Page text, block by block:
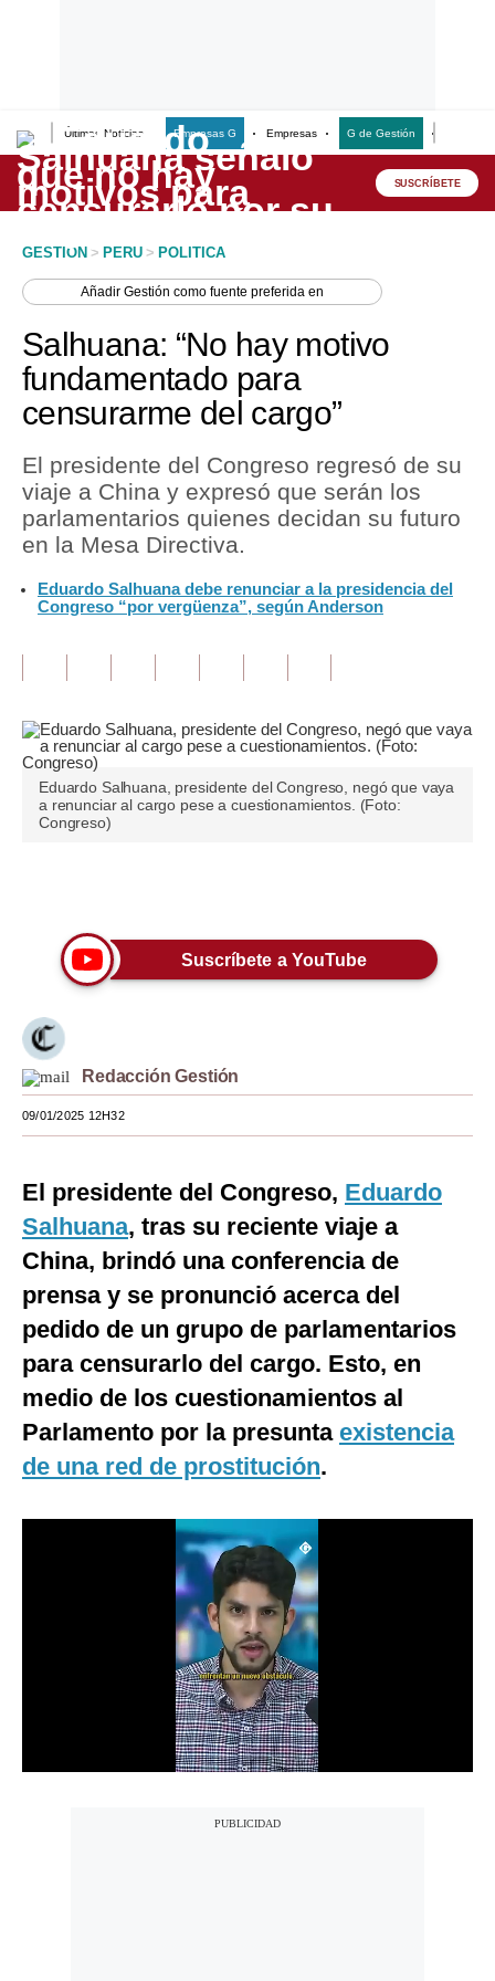
Últimas Noticias Empresas G Empresas G de Gestión
Lo último
Peru Quiosco
Economía
Mercados
Política
Tu Dinero
Finanzas Personales
Editorial
Pregunta de hoy
Lujo
Viajes
Moda
Estilos
Mundo
México
España
Internacional
Tecnología
Club del Suscriptor
Mix
G de Gestión
SUSCRÍBETE
GESTION > PERU > POLITICA
AñadirGestión como fuente preferida en
Salhuana: “No hay motivo
fundamentado para
censurarme del cargo”
El presidente del Congreso regresó de su
viaje a China y expresó que serán los
parlamentarios quienes decidan su futuro
en la Mesa Directiva.
Eduardo Salhuana debe renunciar a la presidencia del
Congreso “por vergüenza”, según Anderson
Eduardo Salhuana, presidente del Congreso, negó que vaya
a renunciar al cargo pese a cuestionamientos. (Foto:
Congreso)
Suscríbete a YouTube
Redacción Gestión
09/01/2025 12H32
El presidente del Congreso, Eduardo
Salhuana, tras su reciente viaje a
China, brindó una conferencia de
prensa y se pronunció acerca del
pedido de un grupo de parlamentarios
para censurarlo del cargo. Esto, en
medio de los cuestionamientos al
Parlamento por la presunta existencia
de una red de prostitución.